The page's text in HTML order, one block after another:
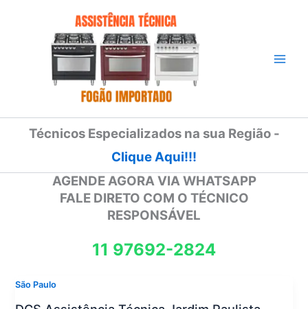
Técnicos Especializados na sua Região -
Clique Aqui!!!
AGENDE AGORA VIA WHATSAPP
FALE DIRETO COM O TÉCNICO
RESPONSÁVEL
11 97692-2824
São Paulo